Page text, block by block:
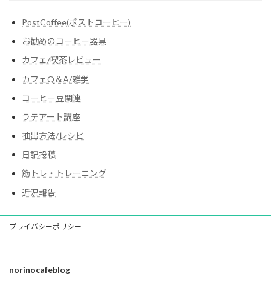
PostCoffee(ポストコーヒー)
お勧めのコーヒー器具
カフェ/喫茶レビュー
カフェQ＆A/雑学
コーヒー豆関連
ラテアート講座
抽出方法/レシピ
日記投稿
筋トレ・トレーニング
近況報告
プライバシーポリシー
norinocafeblog